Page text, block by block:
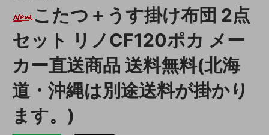
こたつ＋うす掛け布団 2点
セット リノCF120ポカ メー
カー直送商品 送料無料(北海
道・沖縄は別途送料が掛かり
ます。)